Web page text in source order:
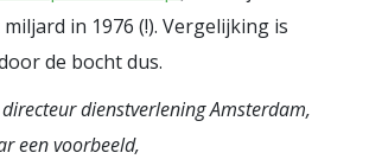
miljard in 1976 (!). Vergelijking is
de bocht dus.
directeur dienstverlening Amsterdam,
een voorbeeld,